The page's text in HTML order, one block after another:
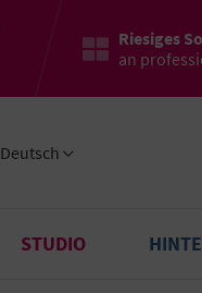
Riesiges
an
Deutsch
STUDIO